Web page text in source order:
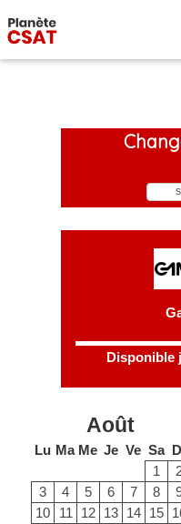
Disponible
Août
Lu Ma Me Je Ve Sa
1
3
4 5 6 7 8
10
11 12 13 14 15